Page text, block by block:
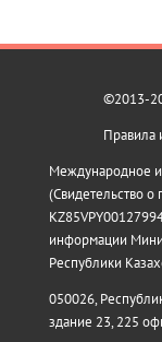
©2013-
Правила
Международное
(Свидетельство
информации
Республики
050026,
здание 23, 225